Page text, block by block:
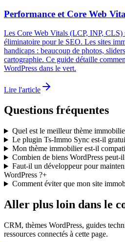
Performance et Core Web
Les Core Web Vitals (LCP, INP, CLS)
éliminatoire pour le SEO. Les sites
handicaps : beaucoup de photos,
cartographie. Ce guide détaille
WordPress dans le vert.
Lire l'article
Questions fréquentes
Quel est le meilleur thème
Le plugin Ts-Immo Sync est-il
Mon thème immobilier est-il
Combien de biens WordPress peut-
Faut-il un développeur pour
WordPress ?+
Comment éviter que mon site
Aller plus loin dans le
CRM, thèmes WordPress, guides
ressources connectés à cette page.